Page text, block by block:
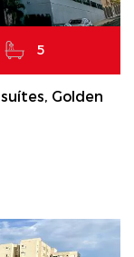
5
Golden